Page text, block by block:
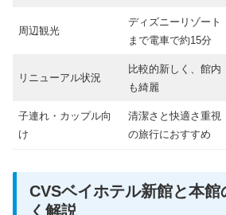
周辺観光
ディズニーリゾート
まで電車で約15分
リニューアル状況
比較的新しく、館内
も綺麗
子連れ・カップル向
け
清潔さと快適さ重視
の旅行におすすめ
CVSベイホテル新館と本館
く解説